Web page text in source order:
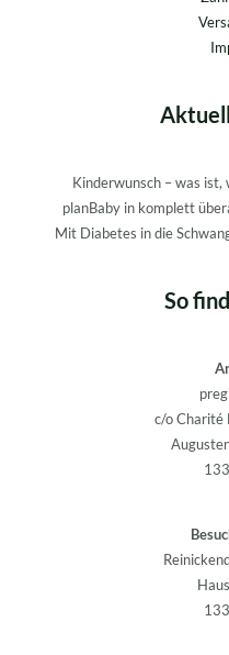
Kinderwunsch – was ist,
planBaby in komplett
Mit Diabetes in die
So
c/o Charité